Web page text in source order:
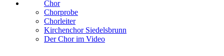
Chor
Chorprobe
Chorleiter
Kirchenchor Siedelsbrunn
Der Chor im Video